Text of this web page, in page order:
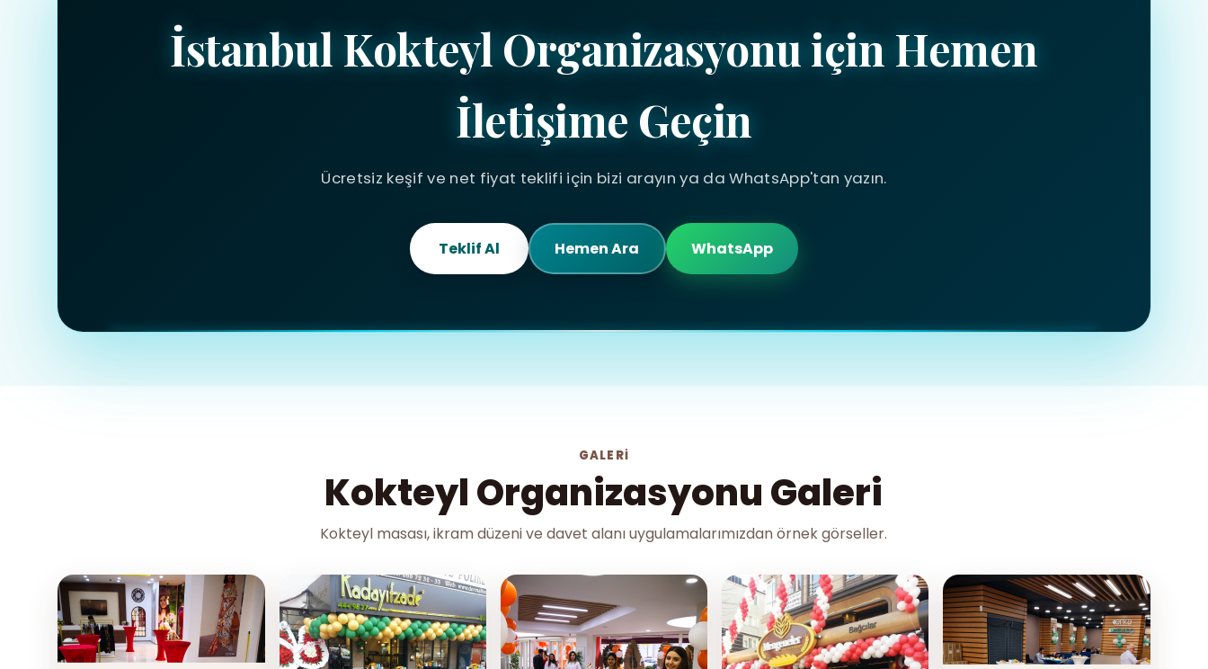
İstanbul Kokteyl Organizasyonu için Hemen
İletişime Geçin
Ücretsiz keşif ve net fiyat teklifi için bizi arayın ya da WhatsApp'tan yazın.
Teklif Al Hemen Ara WhatsApp
GALERI
Kokteyl Organizasyonu Galeri
Kokteyl masası, ikram düzeni ve davet alanı uygulamalarımızdan örnek görseller.